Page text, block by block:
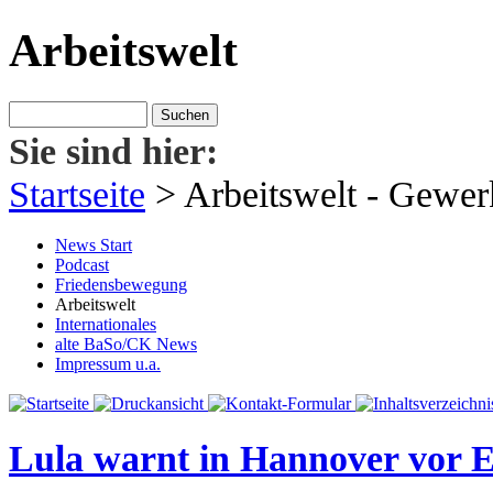
Arbeitswelt
Sie sind hier:
Startseite > Arbeitswelt-
News Start
Podcast
Friedensbewegung
Arbeitswelt
Internationales
alte BaSo/CK News
Impressum u.a.
Lula warnt in Hannover vor